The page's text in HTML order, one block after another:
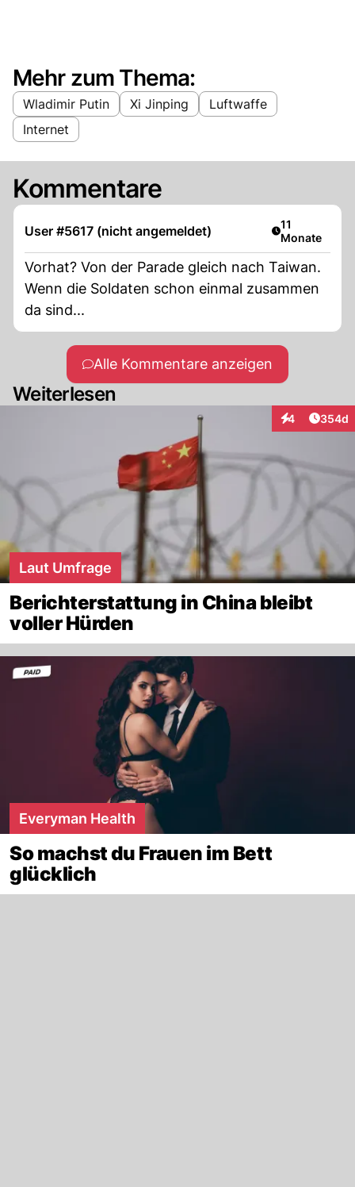
Mehr zum Thema:
Wladimir Putin Xi Jinping
Luftwaffe
Internet
Kommentare
User #5617 (nicht angemeldet) Artikel
11
Monate
Vorhat? Von der Parade gleich nach Taiwan.
Wenn die Soldaten schon einmal zusammen
da sind...
Alle Kommentare anzeigen
Weiterlesen
4
Interaktionen
354d
Laut Umfrage
Berichterstattung in China bleibt
voller Hürden
Everyman Health
So machst du Frauen im Bett
glücklich